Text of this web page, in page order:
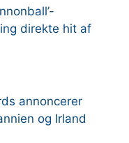
direkte hit af
annoncerer
og Irland